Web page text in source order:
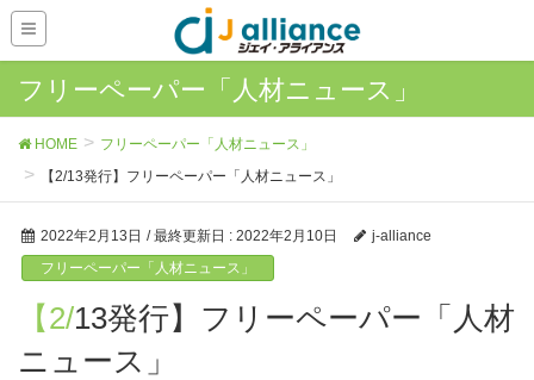
フリーペーパー「人材ニュース」
HOME
フリーペーパー「人材ニュース」
【2/13発行】フリーペーパー「人材ニュース」
2022年2月13日 / 最終更新日 : 2022年2月10日
j-alliance
フリーペーパー「人材ニュース」
【2/13発行】フリーペーパー「人材
ニュース」